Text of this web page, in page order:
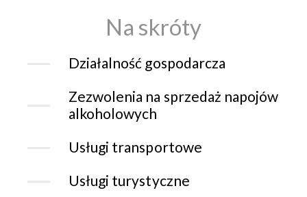
Na skróty
Działalność gospodarcza
Zezwolenia na sprzedaż napojów
alkoholowych
Usługi transportowe
Usługi turystyczne